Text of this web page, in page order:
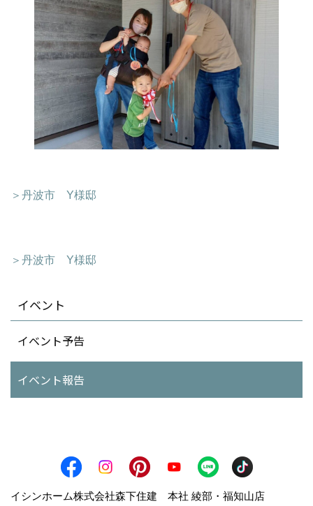
＞丹波市 Y様邸
＞丹波市 Y様邸
イベント
イベント予告
イベント報告
イシンホーム株式会社森下住建 本社 綾部・福知山店